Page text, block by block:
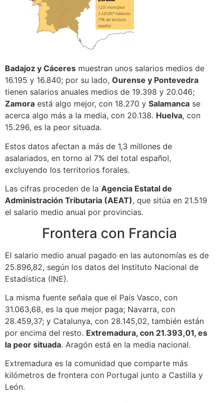
Badajoz y Cáceres muestran unos salarios medios de
16.195 y 16.840; por su lado, Ourense y Pontevedra
tienen salarios anuales medios de 19.398 y 20.046;
Zamora está algo mejor, con 18.270 y Salamanca se
acerca algo más a la media, con 20.138. Huelva, con
15.296, es la peor situada.
Estos datos afectan a más de 1,3 millones de
asalariados, en torno al 7% del total español,
excluyendo los territorios forales.
Las cifras proceden de la Agencia Estatal de
Administración Tributaria (AEAT), que sitúa en 21.519
el salario medio anual por provincias.
Frontera con Francia
El salario medio anual pagado en las autonomías es de
25.896,82, según los datos del Instituto Nacional de
Estadística (INE).
La misma fuente señala que el País Vasco, con
31.063,68, es la que mejor paga; Navarra, con
28.459,37; y Catalunya, con 28.145,02, también están
por encima del resto. Extremadura, con 21.393,01, es
la peor situada. Aragón está en la media nacional.
Extremadura es la comunidad que comparte más
kilómetros de frontera con Portugal junto a Castilla y
León.